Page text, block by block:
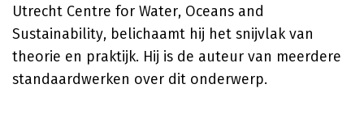
Utrecht Centre for Water, Oceans and
Sustainability, belichaamt hij het snijvlak van
theorie en praktijk. Hij is de auteur van meerdere
standaardwerken over dit onderwerp.